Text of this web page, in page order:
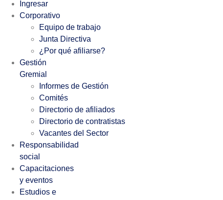
Ingresar
Corporativo
Equipo de trabajo
Junta Directiva
¿Por qué afiliarse?
Gestión
Gremial
Informes de Gestión
Comités
Directorio de afiliados
Directorio de contratistas
Vacantes del Sector
Responsabilidad
social
Capacitaciones
y eventos
Estudios e